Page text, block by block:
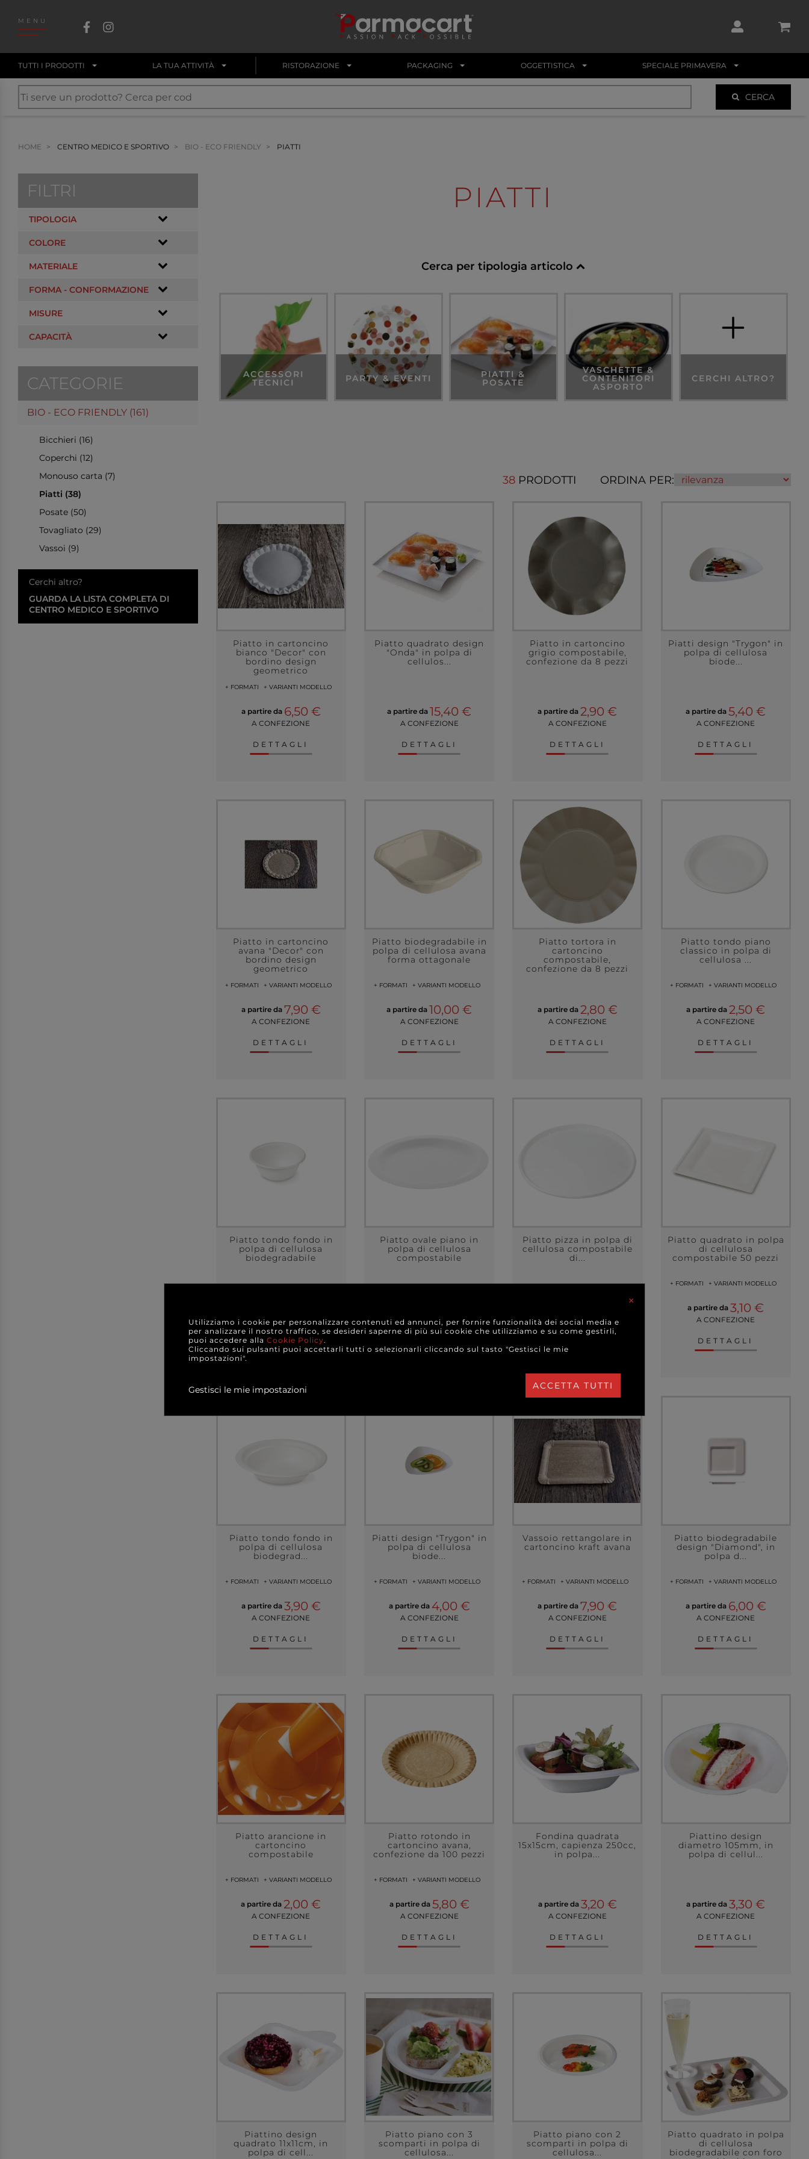
MENU
TUTTI I PRODOTTI LA TUA ATTIVITÀ RISTORAZIONE PACKAGING OGGETTISTICA SPECIALE PRIMAVERA
CERCA
HOME CENTRO MEDICO E SPORTIVO BIO - ECO FRIENDLY PIATTI
FILTRI
TIPOLOGIA
COLORE
MATERIALE
FORMA - CONFORMAZIONE
MISURE
CAPACITÀ
CATEGORIE
BIO - ECO FRIENDLY (161)
Bicchieri (16)
Coperchi (12)
Monouso carta (7)
Piatti (38)
Posate (50)
Tovagliato (29)
Vassoi (9)
Cerchi altro?
GUARDA LA LISTA COMPLETA DI
CENTRO MEDICO E SPORTIVO
PIATTI
Cerca per tipologia articolo
ACCESSORI
TECNICI PARTY & EVENTI PIATTI &
POSATE
VASCHETTE &
CONTENITORI
ASPORTO
CERCHI ALTRO?
38 PRODOTTI ORDINA PER:
Piatto in cartoncino
bianco "Decor" con
bordino design
geometrico
+ FORMATI + VARIANTI MODELLO
a partire da 6,50 €
A CONFEZIONE
DETTAGLI
Piatto quadrato design
"Onda" in polpa di
cellulos...
a partire da 15,40 €
A CONFEZIONE
DETTAGLI
Piatto in cartoncino
grigio compostabile,
confezione da 8 pezzi
a partire da2,90 €
A CONFEZIONE
DETTAGLI
Piatti design "Trygon" in
polpa di cellulosa
biode...
a partire da 5,40 €
A CONFEZIONE
DETTAGLI
Piatto in cartoncino
avana "Decor" con
bordino design
geometrico
+ FORMATI + VARIANTI MODELLO
a partire da 7,90 €
A CONFEZIONE
DETTAGLI
Piatto biodegradabile in
polpa di cellulosa avana
forma ottagonale
+ FORMATI + VARIANTI MODELLO
a partire da 10,00 €
A CONFEZIONE
DETTAGLI
Piatto tortora in
cartoncino
compostabile,
confezione da 8 pezzi
a partire da 2,80 €
A CONFEZIONE
DETTAGLI
Piatto tondo piano
classico in polpa di
cellulosa ...
+ FORMATI + VARIANTI MODELLO
a partire da2,50 €
A CONFEZIONE
DETTAGLI
Piatto tondo fondo in
polpa di cellulosa
biodegradabile
A CONFEZIONE
DETTAGLI
Piatto ovale piano in
polpa di cellulosa
compostabile
A CONFEZIONE
Piatto pizza in polpa di
cellulosa compostabile
di...
A CONFEZIONE
Piatto quadrato in polpa
di cellulosa
compostabile 50 pezzi
+ FORMATI + VARIANTI MODELLO
a partire da 3,10 €
A CONFEZIONE
DETTAGLI
Piatto tondo fondo in
polpa di cellulosa
biodegrad...
+ FORMATI + VARIANTI MODELLO
a partire da 3,90 €
A CONFEZIONE
DETTAGLI
Piatti design "Trygon" in
polpa di cellulosa
biode...
+ FORMATI + VARIANTI MODELLO
a partire da 4,00 €
A CONFEZIONE
DETTAGLI
Vassoio rettangolare in
cartoncino kraft avana
+ FORMATI + VARIANTI MODELLO
a partire da7,90 €
A CONFEZIONE
DETTAGLI
Piatto biodegradabile
design "Diamond", in
polpa d...
+ FORMATI + VARIANTI MODELLO
a partire da 6,00 €
A CONFEZIONE
DETTAGLI
Piatto arancione in
cartoncino
compostabile
+ FORMATI + VARIANTI MODELLO
a partire da2,00 €
A CONFEZIONE
DETTAGLI
Piatto rotondo in
cartoncino avana,
confezione da 100 pezzi
+ FORMATI + VARIANTI MODELLO
a partire da 5,80 €
A CONFEZIONE
DETTAGLI
Fondina quadrata
15x15cm, capienza 250cc,
in polpa...
a partire da 3,20 €
A CONFEZIONE
DETTAGLI
Piattino design
diametro 105mm, in
polpa di cellul...
a partire da 3,30 €
A CONFEZIONE
DETTAGLI
Piattino design
quadrato 11x11cm, in
polpa di cell...
Piatto piano con 3
scomparti in polpa di
cellulosa...
Piatto piano con 2
scomparti in polpa di
cellulosa...
Piatto quadrato in polpa
di cellulosa
biodegradabile con foro
×
Utilizziamo i cookie per personalizzare contenuti ed annunci, per fornire funzionalità dei social media e
per analizzare il nostro traffico, se desideri saperne di più sui cookie che utilizziamo e su come gestirli,
puoi accedere alla Cookie Policy.
Cliccando sui pulsanti puoi accettarli tutti o selezionarli cliccando sul tasto "Gestisci le mie
impostazioni".
Gestisci le mie impostazioni ACCETTA TUTTI